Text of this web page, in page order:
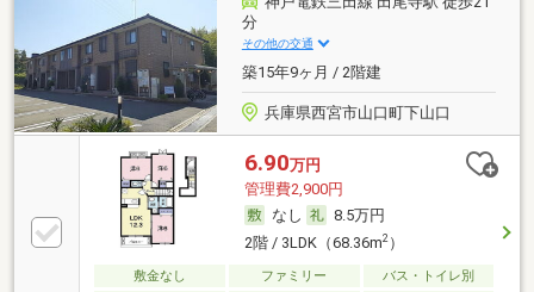
分
その他の交通
築15年9ヶ月 / 2階建
兵庫県西宮市山口町下山口
6.90万円
管理費2,900円
なし
8.5万円
2階 / 3LDK（68.36m2）
敷金なし ファミリー
バス・トイレ別